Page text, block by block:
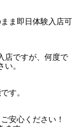
ま即日体験入店可
店ですが、何度で
。
す。
安心ください！